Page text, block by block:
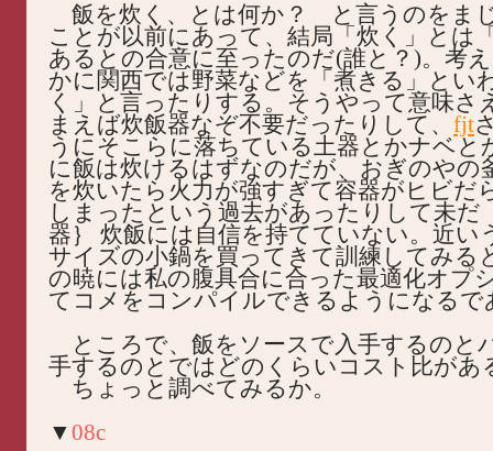
飯を炊く、とは何か？ と言うのをま
ことが以前にあって、結局「炊く」とは
あるとの合意に至ったのだ(誰と？)。考
かに関西では野菜などを「煮きる」とい
く」と言ったりする。そうやって意味さ
まえば炊飯器なぞ不要だったりして、 fjt
うにそこらに落ちている土器とかナベと
に飯は炊けるはずなのだが、おぎのやの
を炊いたら火力が強すぎて容器がヒビだ
しまったという過去があったりして未だ
器｝ 炊飯には自信を持てていない。近い
サイズの小鍋を買ってきて訓練してみる
の暁には私の腹具合に合った最適化オプ
てコメをコンパイルできるようになるで
ところで、飯をソースで入手するのと
手するのとではどのくらいコスト比があ
ちょっと調べてみるか。
▼08c